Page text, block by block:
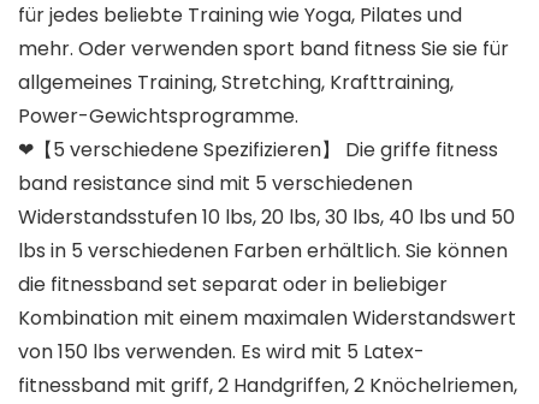
für jedes beliebte Training wie Yoga, Pilates und
mehr. Oder verwenden sport band fitness Sie sie für
allgemeines Training, Stretching, Krafttraining,
Power-Gewichtsprogramme.
❤【5 verschiedene Spezifizieren】 Die griffe fitness
band resistance sind mit 5 verschiedenen
Widerstandsstufen 10 lbs, 20 lbs, 30 lbs, 40 lbs und 50
lbs in 5 verschiedenen Farben erhältlich. Sie können
die fitnessband set separat oder in beliebiger
Kombination mit einem maximalen Widerstandswert
von 150 lbs verwenden. Es wird mit 5 Latex-
fitnessband mit griff, 2 Handgriffen, 2 Knöchelriemen,